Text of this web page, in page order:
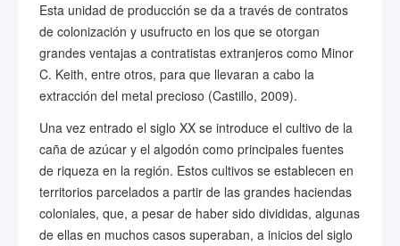
Esta unidad de producción se da a través de contratos
de colonización y usufructo en los que se otorgan
grandes ventajas a contratistas extranjeros como Minor
C. Keith, entre otros, para que llevaran a cabo la
extracción del metal precioso (Castillo, 2009).
Una vez entrado el siglo XX se introduce el cultivo de la
caña de azúcar y el algodón como principales fuentes
de riqueza en la región. Estos cultivos se establecen en
territorios parcelados a partir de las grandes haciendas
coloniales, que, a pesar de haber sido divididas, algunas
de ellas en muchos casos superaban, a inicios del siglo